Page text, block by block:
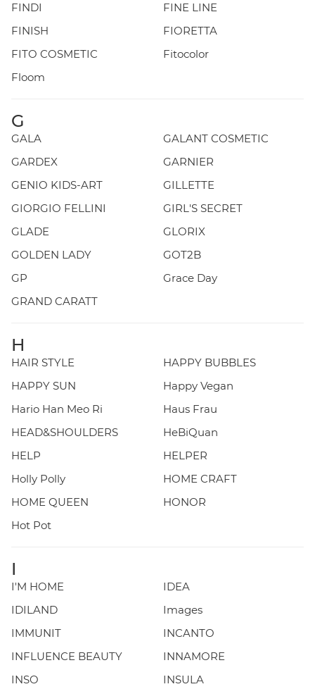
FINDI
FINE LINE
FINISH
FIORETTA
FITO COSMETIC
Fitocolor
Floom
G
GALA
GALANT COSMETIC
GARDEX
GARNIER
GENIO KIDS-ART
GILLETTE
GIORGIO FELLINI
GIRL'S SECRET
GLADE
GLORIX
GOLDEN LADY
GOT2B
GP
Grace Day
GRAND CARATT
H
HAIR STYLE
HAPPY BUBBLES
HAPPY SUN
Happy Vegan
Hario Han Meo Ri
Haus Frau
HEAD&SHOULDERS
HeBiQuan
HELP
HELPER
Holly Polly
HOME CRAFT
HOME QUEEN
HONOR
Hot Pot
I
I'M HOME
IDEA
IDILAND
Images
IMMUNIT
INCANTO
INFLUENCE BEAUTY
INNAMORE
INSO
INSULA